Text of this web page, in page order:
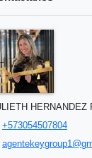
HERNANDEZ
+573054507804